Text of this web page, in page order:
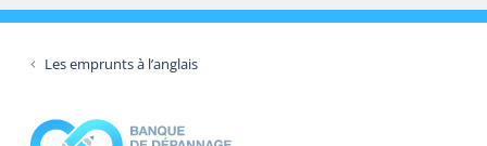
Les emprunts à l’anglais